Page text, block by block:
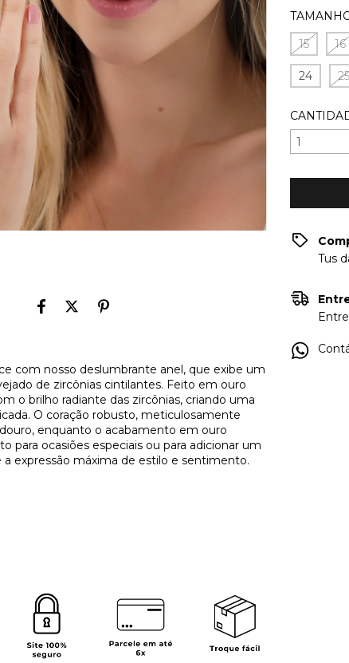
com nosso deslumbrante anel, que exibe um
de zircônias cintilantes. Feito em ouro
o brilho radiante das zircônias, criando uma
O coração robusto, meticulosamente
enquanto o acabamento em ouro
para ocasiões especiais ou para adicionar um
expressão máxima de estilo e sentimento.
15
16
24
Tus